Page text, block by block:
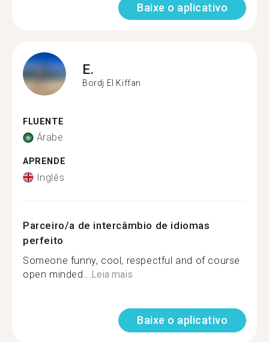
Baixe o aplicativo
E.
Bordj El Kiffan
FLUENTE
Árabe
APRENDE
Inglês
Parceiro/a de intercâmbio de idiomas
perfeito
Someone funny, cool, respectful and of course
open minded... Leia mais
Baixe o aplicativo